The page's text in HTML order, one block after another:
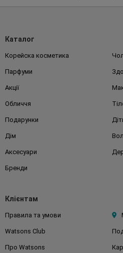
Каталог
Корейска косметика
Парфуми
Акції
Обличчя
Подарунки
Дім
Аксесуари
Бренди
Клієнтам
Правила та умови
Watsons Club
Про Watsons